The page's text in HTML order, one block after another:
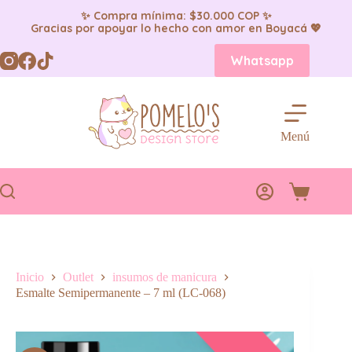
✨ Compra mínima: $30.000 COP ✨
Gracias por apoyar lo hecho con amor en Boyacá 💖
Saltar
al
contenido
Whatsapp
Menú
Carro
Inicio Outlet
insumos de manicura
Esmalte Semipermanente – 7 ml (LC-068)